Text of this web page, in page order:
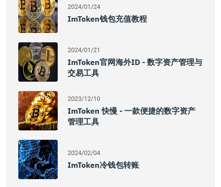
2024/01/24
ImToken钱包充值教程
2024/01/21
ImToken官网海外ID - 数字资产管理与
交易工具
2023/12/10
ImToken 快慢 - 一款便捷的数字资产
管理工具
2024/02/04
ImToken冷钱包转账